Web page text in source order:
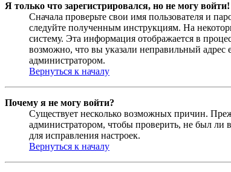
Я только что зарегистрировался, но не могу войти!
Сначала проверьте свои имя пользователя и
следуйте полученным инструкциям. На
систему. Эта информация отображается в
возможно, что вы указали неправильный адрес
администратором.
Вернуться к началу
Почему я не могу войти?
Существует несколько возможных причин.
администратором, чтобы проверить, не был
для исправления настроек.
Вернуться к началу